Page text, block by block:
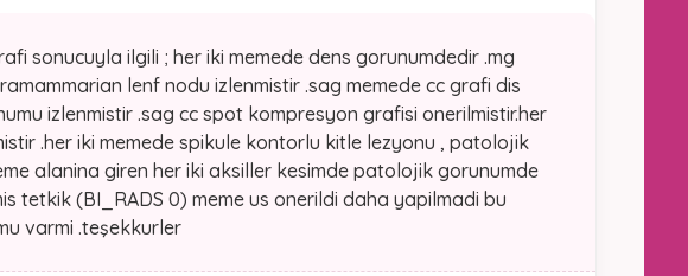
sonucuyla ilgili ; her iki memede dens gorunumdedir .mg
lenf nodu izlenmistir .sag memede cc grafi dis
izlenmistir .sag cc spot kompresyon grafisi onerilmistir.her
.her iki memede spikule kontorlu kitle lezyonu , patolojik
alanina giren her iki aksiller kesimde patolojik gorunumde
tetkik (BI_RADS 0) meme us onerildi daha yapilmadi bu
varmi .teşekkurler